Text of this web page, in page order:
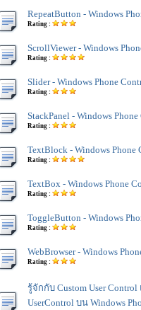
RepeatButton - Windows
Rating :
ScrollViewer - Windows
Rating :
Slider - Windows Phone
Rating :
StackPanel - Windows
Rating :
TextBlock - Windows Phone
Rating :
TextBox - Windows Phone
Rating :
ToggleButton - Windows
Rating :
WebBrowser - Windows
Rating :
รู้จักกับ Custom User
UserControl บน Windows